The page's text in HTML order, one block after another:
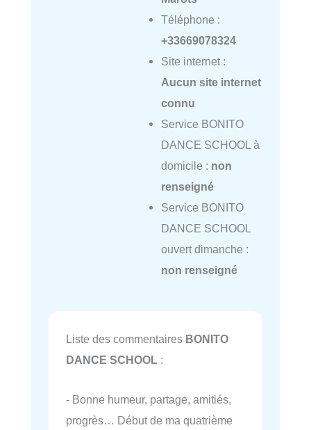
Téléphone :
+33669078324
Site internet :
Aucun site internet
connu
Service BONITO
DANCE SCHOOL à
domicile : non
renseigné
Service BONITO
DANCE SCHOOL
ouvert dimanche :
non renseigné
Liste des commentaires BONITO
DANCE SCHOOL :
- Bonne humeur, partage, amitiés,
progrès… Début de ma quatrième